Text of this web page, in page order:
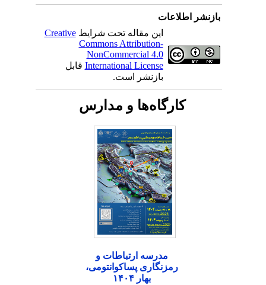
بازنشر اطلاعات
این مقاله تحت شرایطCreative
Commons Attribution-
NonCommercial 4.0
International Licenseقابل
بازنشر است.
کارگاه‌ها و مدارس
مدرسه ارتباطات و
رمزنگاری پساکوانتومی،
بهار ۱۴۰۴